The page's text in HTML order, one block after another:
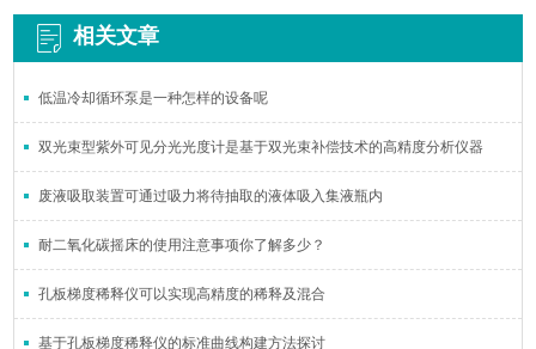
相关文章
低温冷却循环泵是一种怎样的设备呢
双光束型紫外可见分光光度计是基于双光束补偿技术的高精度分析仪器
废液吸取装置可通过吸力将待抽取的液体吸入集液瓶内
耐二氧化碳摇床的使用注意事项你了解多少？
孔板梯度稀释仪可以实现高精度的稀释及混合
基于孔板梯度稀释仪的标准曲线构建方法探讨